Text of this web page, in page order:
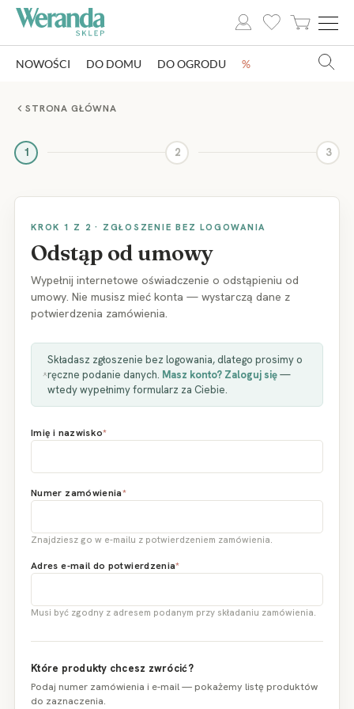
DO OGRODU
SZKLARNIE OGRODOWE
DLA DZIECI
POMYSŁ NA PREZENT
PROMOCJA
MARKI
NOWOŚCI DO DOMU DO OGRODU %
STRONA GŁÓWNA
1 2 3
KROK 1 Z 2 · ZGŁOSZENIE BEZ LOGOWANIA
Odstąp od umowy
Wypełnij internetowe oświadczenie o odstąpieniu od
umowy. Nie musisz mieć konta — wystarczą dane z
potwierdzenia zamówienia.
Składasz zgłoszenie bez logowania, dlatego prosimy o
ręczne podanie danych. Masz konto? Zaloguj się—
wtedy wypełnimy formularz za Ciebie.
Imię i nazwisko*
Numer zamówienia*
Znajdziesz go w e-mailu z potwierdzeniem zamówienia.
Adres e-mail do potwierdzenia*
Musi być zgodny z adresem podanym przy składaniu zamówienia.
Które produkty chcesz zwrócić?
Podaj numer zamówienia i e-mail — pokażemy listę produktów
do zaznaczenia.